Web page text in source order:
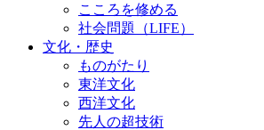
こころを修める
社会問題（LIFE）
文化・歴史
ものがたり
東洋文化
西洋文化
先人の超技術